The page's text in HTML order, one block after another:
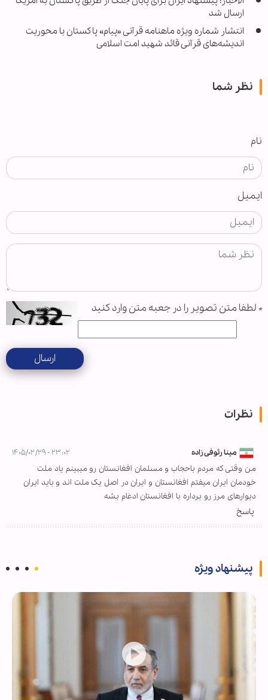
ارسال شد
انتشار شماره ویژه ماهنامه قرآنی «پیام» پاکستان با محوریت
اندیشه‌های قرآنی قائد شهید امت اسلامی
نظر شما
نام
ایمیل
* لطفا متن تصویر را در جعبه متن وارد کنید
ارسال
نظرات
مینا رئوفی زاده ۲۳:۰۲ - ۱۴۰۵/۰۲/۲۹
من وقتی که مردم باحجاب و مسلمان افغانستان رو میبینم یاد ملت
خودمان ایران میفتم افغانستان و ایران در اصل یک ملت اند و باید ایران
دیوارهای مرز رو برداره با افغانستان ادغام بشه
پاسخ
پیشنهاد ویژه